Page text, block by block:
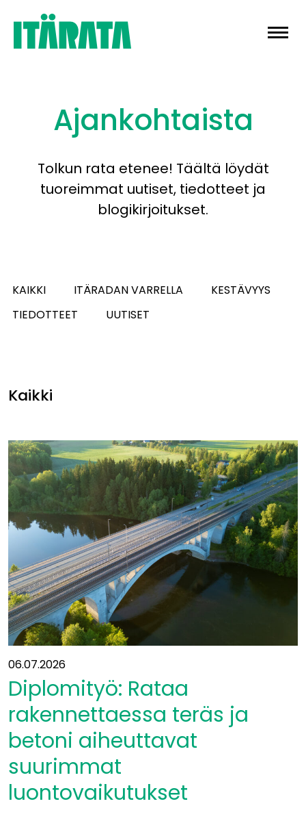
Skip
content
Ajankohtaista
Tolkun rata etenee! Täältä löydät
tuoreimmat uutiset, tiedotteet ja
blogikirjoitukset.
KAIKKI ITÄRADAN VARRELLA
KESTÄVYYS
TIEDOTTEET
UUTISET
Kaikki
06.07.2026
Diplomityö: Rataa
rakennettaessa teräs ja
betoni aiheuttavat
suurimmat
luontovaikutukset